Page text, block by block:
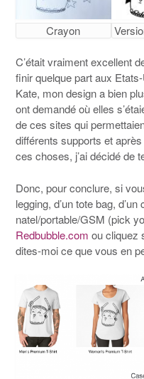
Crayon
C’était vraiment excellent
finir quelque part aux
Kate, mon design a bien
ont demandé où elles
de ces sites qui
différents supports et
ces choses, j’ai décidé de
Donc, pour conclure, si
legging, d’un tote bag,
natel/portable/GSM (pick
Redbubble.com ou cliquez
dites-moi ce que vous en